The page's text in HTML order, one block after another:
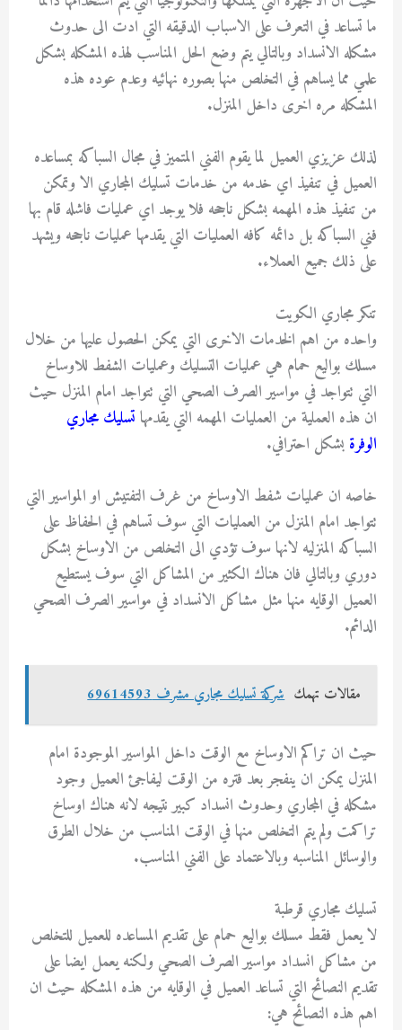
ما تساعد في التعرف على الاسباب الدقيقه التي ادت الى حدوث
مشكله الانسداد وبالتالي يتم وضع الحل المناسب لهذه المشكله بشكل
علمي مما يساهم في التخلص منها بصوره نهائيه وعدم عوده هذه
المشكله مره اخرى داخل المنزل.
لذلك عزيزي العميل لما يقوم الفني المتميز في مجال السباكه بمساعده
العميل في تنفيذ اي خدمه من خدمات تسليك المجاري الا وتمكن
من تنفيذ هذه المهمه بشكل ناجحه فلا يوجد اي عمليات فاشله قام بها
فني السباكه بل دائمه كافه العمليات التي يقدمها عمليات ناجحه ويشهد
على ذلك جميع العملاء.
تنكر مجاري الكويت
واحده من اهم الخدمات الاخرى التي يمكن الحصول عليها من خلال
مسلك بواليع حمام هي عمليات التسليك وعمليات الشفط للاوساخ
التي تتواجد في مواسير الصرف الصحي التي تتواجد امام المنزل حيث
ان هذه العملية من العمليات المهمه التي يقدمهاتسليك مجاري
الوفرةبشكل احترافي.
خاصه ان عمليات شفط الاوساخ من غرف التفتيش او المواسير التي
تتواجد امام المنزل من العمليات التي سوف تساهم في الحفاظ على
السباكه المنزليه لانها سوف تؤدي الى التخلص من الاوساخ بشكل
دوري وبالتالي فان هناك الكثير من المشاكل التي سوف يستطيع
العميل الوقايه منها مثل مشاكل الانسداد في مواسير الصرف الصحي
الدائم.
مقالات تهمك شركة تسليك مجاري مشرف 69614593
حيث ان تراكم الاوساخ مع الوقت داخل المواسير الموجودة امام
المنزل يمكن ان ينفجر بعد فتره من الوقت ليفاجئ العميل وجود
مشكله في المجاري وحدوث انسداد كبير نتيجه لانه هناك اوساخ
تراكمت ولم يتم التخلص منها في الوقت المناسب من خلال الطرق
والوسائل المناسبه وبالاعتماد على الفني المناسب.
تسليك مجاري قرطبة
لا يعمل فقط مسلك بواليع حمام على تقديم المساعده للعميل للتخلص
من مشاكل انسداد مواسير الصرف الصحي ولكنه يعمل ايضا على
تقديم النصائح التي تساعد العميل في الوقايه من هذه المشكله حيث ان
اهم هذه النصائح هي: